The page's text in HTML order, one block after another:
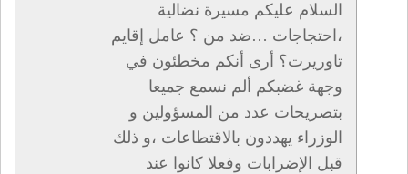
السلام عليكم مسيرة نضالية
،احتجاجات …ضد من ؟ عامل إقايم
تاوريرت؟ أرى أنكم مخطئون في
وجهة غضبكم ألم نسمع جميعا
بتصريحات عدد من المسؤولين و
الوزراء يهددون بالاقتطاعات ،و ذلك
قبل الإضرابات وفعلا كانوا عند